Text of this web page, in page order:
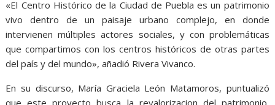
«El Centro Histórico de la Ciudad de Puebla es un patrimonio
vivo dentro de un paisaje urbano complejo, en donde
intervienen múltiples actores sociales, y con problemáticas
que compartimos con los centros históricos de otras partes
del país y del mundo», añadió Rivera Vivanco.
En su discurso, María Graciela León Matamoros, puntualizó